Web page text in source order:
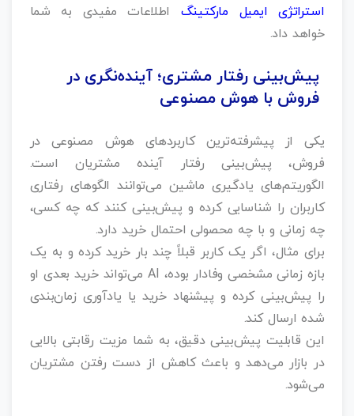
استراتژی ایمیل مارکتینگ اطلاعات مفیدی به شما
خواهد داد.
پیش‌بینی رفتار مشتری؛ آینده‌نگری در
فروش با هوش مصنوعی
یکی از پیشرفته‌ترین کاربردهای هوش مصنوعی در
فروش، پیش‌بینی رفتار آینده مشتریان است.
الگوریتم‌های یادگیری ماشین می‌توانند الگوهای رفتاری
کاربران را شناسایی کرده و پیش‌بینی کنند که چه کسی،
چه زمانی و با چه محصولی احتمال خرید دارد.
برای مثال، اگر یک کاربر قبلاً چند بار خرید کرده و به یک
بازه زمانی مشخصی وفادار بوده، AI می‌تواند خرید بعدی او
را پیش‌بینی کرده و پیشنهاد خرید یا یادآوری زمان‌بندی‌
شده ارسال کند.
این قابلیت پیش‌بینی دقیق، به شما مزیت رقابتی بالایی
در بازار می‌دهد و باعث کاهش از دست رفتن مشتریان
می‌شود.